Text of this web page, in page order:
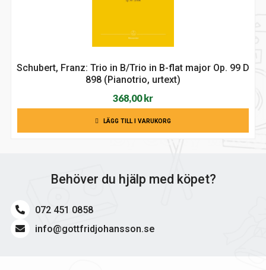
Schubert, Franz: Trio in B/Trio in B-flat major Op. 99 D
898 (Pianotrio, urtext)
368,00 kr
LÄGG TILL I VARUKORG
Behöver du hjälp med köpet?
072 451 0858
info@gottfridjohansson.se